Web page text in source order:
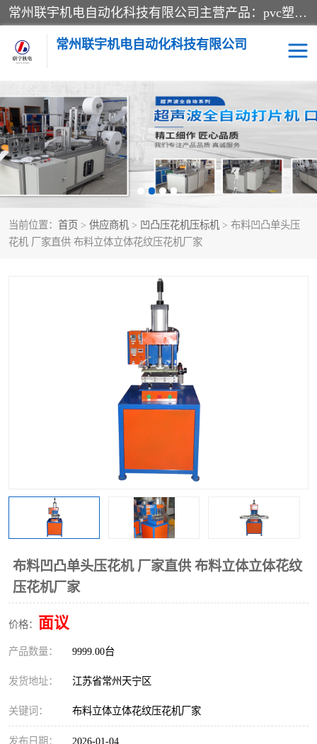
常州联宇机电自动化科技有限公司主营产品：pvc塑料焊机、高频热合机、软膜天花压边机、服装布料凹凸压花机、布料3d压印设备、服装植胶设备、超声波布料花边机、无纺布热合机、全自动压花机。
常州联宇机电自动化科技有限公司
当前位置： 首页 > 供应商机 > 凹凸压花机压标机 > 布料凹凸单头压
花机 厂家直供 布料立体立体花纹压花机厂家
布料凹凸单头压花机 厂家直供 布料立体立体花纹
压花机厂家
价格： 面议
产品数量： 9999.00台
发货地址： 江苏省常州天宁区
关键词： 布料立体立体花纹压花机厂家
发布日期： 2026-01-04
压花定型机以及压花模具 超声波热合机
高频热合机 超声波花边机
超声波复合压花机 凹凸压花机压标机
3040凹凸压花机 双头服装凹凸压花机
海绵产品成型机